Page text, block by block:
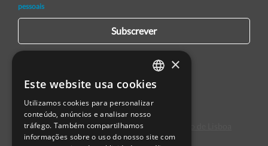
pessoais
Subscrever
Centro de Arbitragem de Conflitos de Consumo de Lisboa
PORTUGUESE
ENGLISH
SPANISH
×
Este website usa cookies
Utilizamos cookies para personalizar
conteúdo, anúncios e analisar nosso
tráfego. Também compartilhamos
informações sobre o uso do nosso site com